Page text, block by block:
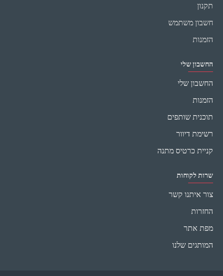
תקנון
חשבון משתמש
הזמנות
החשבון שלי
החשבון שלי
הזמנות
תוכנית שותפים
רשימת דיוור
קניית כרטיס מתנה
שרות לקוחות
צור איתנו קשר
החזרות
מפת אתר
המותגים שלנו